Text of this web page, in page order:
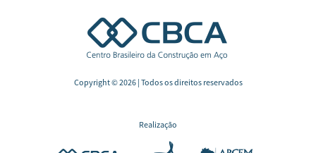
Copyright © 2026 | Todos os direitos reservados
Realização